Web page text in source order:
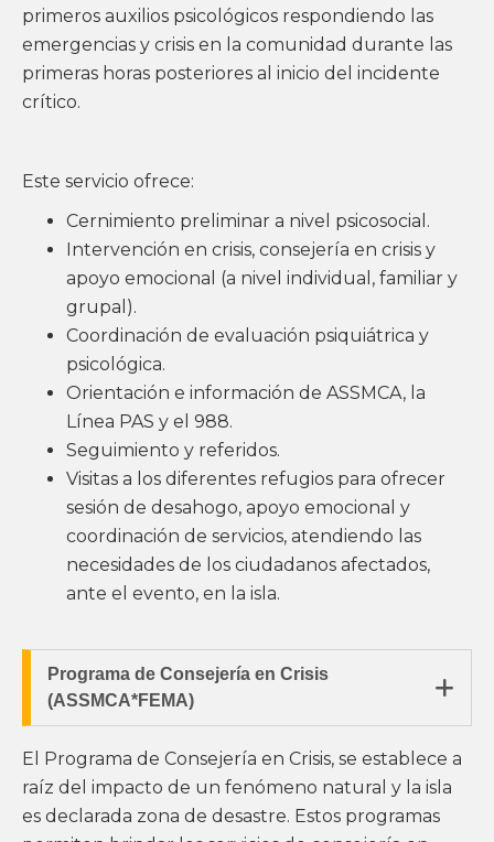
primeros auxilios psicológicos respondiendo las
emergencias y crisis en la comunidad durante las
primeras horas posteriores al inicio del incidente
crítico.
Este servicio ofrece:
Cernimiento preliminar a nivel psicosocial.
Intervención en crisis, consejería en crisis y
apoyo emocional (a nivel individual, familiar y
grupal).
Coordinación de evaluación psiquiátrica y
psicológica.
Orientación e información de ASSMCA, la
Línea PAS y el 988.
Seguimiento y referidos.
Visitas a los diferentes refugios para ofrecer
sesión de desahogo, apoyo emocional y
coordinación de servicios, atendiendo las
necesidades de los ciudadanos afectados,
ante el evento, en la isla.
Programa de Consejería en Crisis
(ASSMCA*FEMA)

El Programa de Consejería en Crisis, se establece a
raíz del impacto de un fenómeno natural y la isla
es declarada zona de desastre. Estos programas